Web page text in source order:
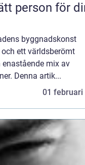
byggnadskonst
ett världsberömt
mix av
Denna artik...
01 februari